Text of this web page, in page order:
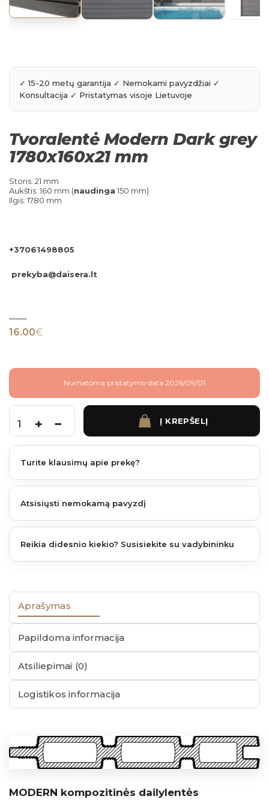
Tvoralentė Modern Dark grey
1780x160x21 mm
Storis: 21 mm
Aukštis: 160 mm (naudinga 150 mm)
Ilgis: 1780 mm
+37061498805
prekyba@daisera.lt
16.00€
Numatoma pristatymo data 2026/09/01
produkto kiekis: Tvoralentė Modern Dark grey 1780x160x21 mm
Į KREPŠELĮ
Turite klausimų apie prekę?
Atsisiųsti nemokamą pavyzdį
Reikia didesnio kiekio? Susisiekite su vadybininku
Aprašymas
Papildoma informacija
Atsiliepimai (0)
Logistikos informacija
MODERN kompozitinės dailylentės